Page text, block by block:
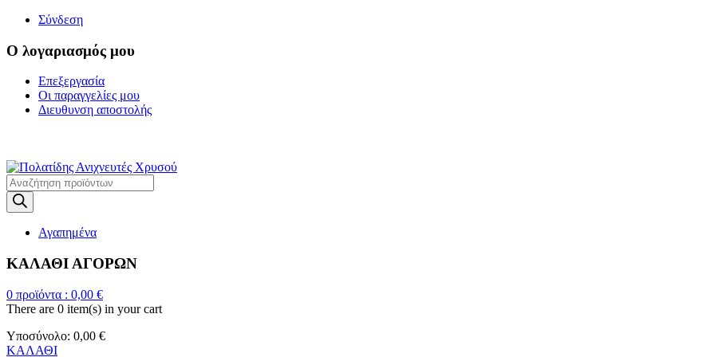
Σύνδεση
Ο λογαριασμός μου
Επεξεργασία
Οι παραγγελίες μου
Διευθυνση αποστολής
Products
search
Αγαπημένα
ΚΑΛΑΘΙ ΑΓΟΡΩΝ
0 προϊόντα : 0,00 €
There are 0 item(s) in your cart
Υποσύνολο: 0,00 €
ΚΑΛΑΘΙ